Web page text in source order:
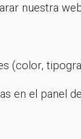
nuestra
(color,
en el panel